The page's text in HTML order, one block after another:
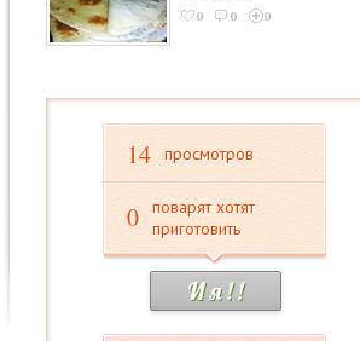
0 0 0
14 просмотров
0
поварят хотят
приготовить
И я ! !